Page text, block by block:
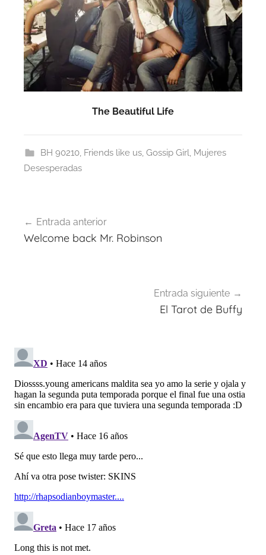
The Beautiful Life
BH 90210, Friends like us, Gossip Girl, Mujeres
Desesperadas
de
Entrada anterior
Welcome back Mr. Robinson
Entrada siguiente
El Tarot de Buffy